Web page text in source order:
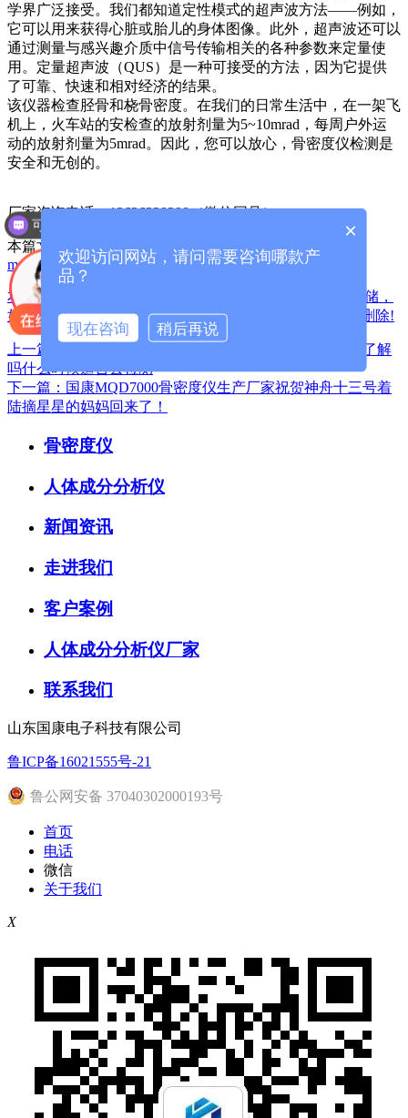
学界广泛接受。我们都知道定性模式的超声波方法——例如，
它可以用来获得心脏或胎儿的身体图像。此外，超声波还可以
通过测量与感兴趣介质中信号传输相关的各种参数来定量使
用。定量超声波（QUS）是一种可接受的方法，因为它提供
了可靠、快速和相对经济的结果。
该仪器检查胫骨和桡骨密度。在我们的日常生活中，在一架飞
机上，火车站的安检查的放射剂量为5~10mrad，每周户外运
动的放射剂量为5mrad。因此，您可以放心，骨密度仪检测是
安全和无创的。
厂家咨询电话：13626329298（微信同号）
本篇文章网址： /index.php?
m=home&c=View&a=index&aid=1418
本站声明:网站部分内容及图片来源于网络,本站只提供存储，
如有侵权,请联系我们,QQ: 325925638 ，我们将第一时间删除!
上一篇：MQD7000超声骨密度仪三大品牌关于骨密度你了解
吗什么时候适合去检测
下一篇：国康MQD7000骨密度仪生产厂家祝贺神舟十三号着
陆摘星星的妈妈回来了！
骨密度仪
人体成分分析仪
新闻资讯
走进我们
客户案例
人体成分分析仪厂家
联系我们
山东国康电子科技有限公司
鲁ICP备16021555号-21
鲁公网安备 37040302000193号
首页
电话
微信
关于我们
X
×
欢迎访问网站，请问需要咨询哪款产
品？
现在咨询 稍后再说